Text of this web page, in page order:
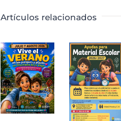
Artículos relacionados